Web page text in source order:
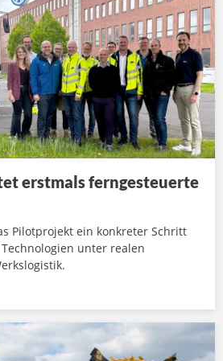
erstmals ferngesteuerte
Pilotprojekt ein konkreter Schritt
unter realen